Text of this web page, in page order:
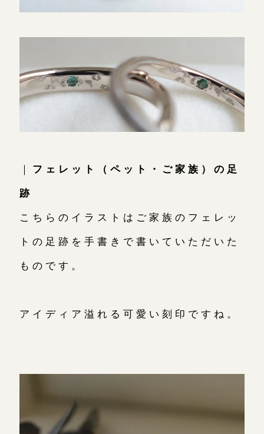
｜ フェレット（ペット・ご家族）の足
跡
こちらのイラストはご家族のフェレッ
トの足跡を手書きで書いていただいた
ものです。
アイディア溢れる可愛い刻印ですね。